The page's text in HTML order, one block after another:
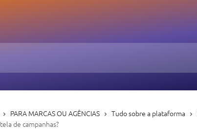
PARA MARCAS OU AGÊNCIAS Tudo sobre a plataforma
de campanhas?